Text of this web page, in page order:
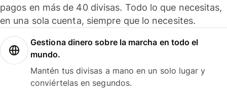
pagos en más de 40 divisas. Todo lo que necesitas,
en una sola cuenta, siempre que lo necesites.
Gestiona dinero sobre la marcha en todo el
mundo.
Mantén tus divisas a mano en un solo lugar y
conviértelas en segundos.